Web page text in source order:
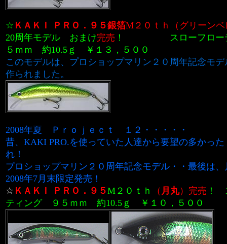
☆ ＫＡＫＩ ＰＲＯ．９５銀箔M２０ｔｈ
（グリーン
20周年モデル おまけ完売 ！
スローフローテ
５ｍｍ 約10.5ｇ ￥１３，５００
このモデルは、プロショップマリン２０周年記念モ
作られました。
2008年夏 Ｐｒｏｊｅｃｔ １２ ・・・・・
昔、KAKI PRO.を使っていた人達から要望の多かっ
れ！
プロショップマリン２０周年記念モデル・・最後は
2008年7月末限定発売！
☆ ＫＡＫＩ ＰＲＯ．９５M２０ｔｈ （ 月丸）完売 ！
ティング ９５ｍｍ 約10.5ｇ
￥１０，５００